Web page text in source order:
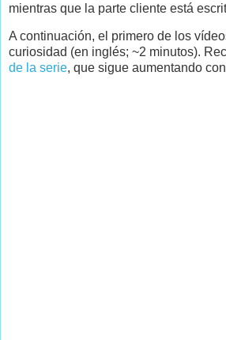
mientras que la parte cliente está
A continuación, el primero de los
curiosidad (en inglés; ~2 minutos).
de la serie, que sigue aumentando